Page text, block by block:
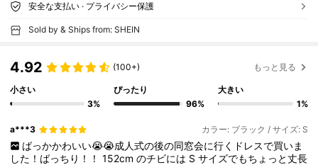
安全な支払い · プライバシー保護
Sold by & Ships from: SHEIN
4.92 (100+) もっと見る
小さい
3%
ぴったり
96%
大きい
1%
a***3 カラー: ブラック / サイズ: S
ばっかかわいい😭😭成人式の後の同窓会に行くドレスで買いま
した！ばっちり！！152cmのチビには Sサイズでもちょっと丈長